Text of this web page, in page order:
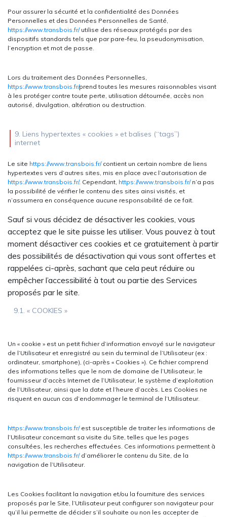
Pour assurer la sécurité et la confidentialité des Données
Personnelles et des Données Personnelles de Santé,
https://www.transbois.fr/utilise des réseaux protégés par des
dispositifs standards tels que par pare-feu, la pseudonymisation,
l’encryption et mot de passe.
Lors du traitement des Données Personnelles,
https://www.transbois.fr/prend toutes les mesures raisonnables visant
à les protéger contre toute perte, utilisation détournée, accès non
autorisé, divulgation, altération ou destruction.
9. Liens hypertextes « cookies » et balises (“tags”)
internet
Le site https://www.transbois.fr/contient un certain nombre de liens
hypertextes vers d’autres sites, mis en place avec l’autorisation de
https://www.transbois.fr/. Cependant, https://www.transbois.fr/n’a pas
la possibilité de vérifier le contenu des sites ainsi visités, et
n’assumera en conséquence aucune responsabilité de ce fait.
Sauf si vous décidez de désactiver les cookies, vous
acceptez que le site puisse les utiliser. Vous pouvez à tout
moment désactiver ces cookies et ce gratuitement à partir
des possibilités de désactivation qui vous sont offertes et
rappelées ci-après, sachant que cela peut réduire ou
empêcher l’accessibilité à tout ou partie des Services
proposés par le site.
9.1. « COOKIES »
Un « cookie » est un petit fichier d’information envoyé sur le navigateur
de l’Utilisateur et enregistré au sein du terminal de l’Utilisateur (ex :
ordinateur, smartphone), (ci-après « Cookies »). Ce fichier comprend
des informations telles que le nom de domaine de l’Utilisateur, le
fournisseur d’accès Internet de l’Utilisateur, le système d’exploitation
de l’Utilisateur, ainsi que la date et l’heure d’accès. Les Cookies ne
risquent en aucun cas d’endommager le terminal de l’Utilisateur.
https://www.transbois.fr/est susceptible de traiter les informations de
l’Utilisateur concernant sa visite du Site, telles que les pages
consultées, les recherches effectuées. Ces informations permettent à
https://www.transbois.fr/d’améliorer le contenu du Site, de la
navigation de l’Utilisateur.
Les Cookies facilitant la navigation et/ou la fourniture des services
proposés par le Site, l’Utilisateur peut configurer son navigateur pour
qu’il lui permette de décider s’il souhaite ou non les accepter de